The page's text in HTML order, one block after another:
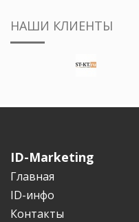
НАШИ КЛИЕНТЫ
ID-Marketing
Главная
ID-инфо
Контакты